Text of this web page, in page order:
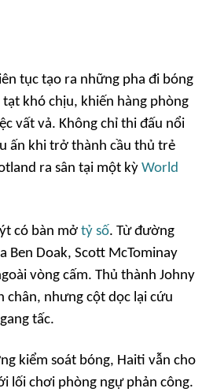
tục tạo ra những pha đi bóng
khó chịu, khiến hàng phòng
vất vả. Không chỉ thi đấu nổi
ấn khi trở thành cầu thủ trẻ
ra sân tại một kỳ World
có bàn mở tỷ số. Từ đường
Ben Doak, Scott McTominay
vòng cấm. Thủ thành Johny
chân, nhưng cột dọc lại cứu
tấc.
kiểm soát bóng, Haiti vẫn cho
lối chơi phòng ngự phản công.